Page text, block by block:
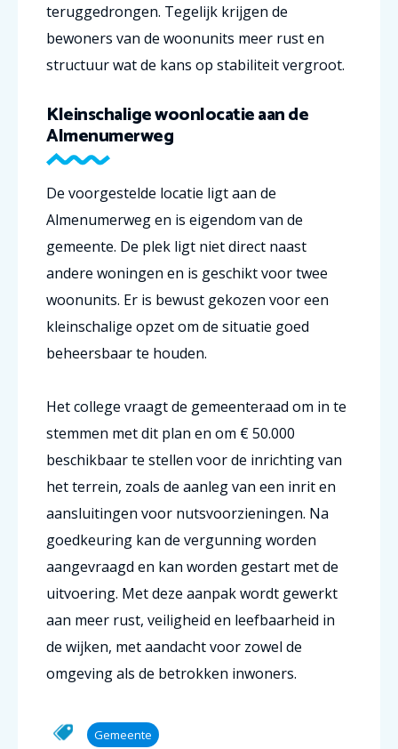
teruggedrongen. Tegelijk krijgen de
bewoners van de woonunits meer rust en
structuur wat de kans op stabiliteit vergroot.
Kleinschalige woonlocatie aan de
Almenumerweg
De voorgestelde locatie ligt aan de
Almenumerweg en is eigendom van de
gemeente. De plek ligt niet direct naast
andere woningen en is geschikt voor twee
woonunits. Er is bewust gekozen voor een
kleinschalige opzet om de situatie goed
beheersbaar te houden.
Het college vraagt de gemeenteraad om in te
stemmen met dit plan en om € 50.000
beschikbaar te stellen voor de inrichting van
het terrein, zoals de aanleg van een inrit en
aansluitingen voor nutsvoorzieningen. Na
goedkeuring kan de vergunning worden
aangevraagd en kan worden gestart met de
uitvoering. Met deze aanpak wordt gewerkt
aan meer rust, veiligheid en leefbaarheid in
de wijken, met aandacht voor zowel de
omgeving als de betrokken inwoners.
Gemeente